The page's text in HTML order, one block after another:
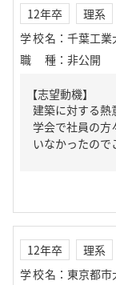
12年卒 理系
学校名 ： 千葉工業
職種 ： 非公開
【志望動機】
建築に対する熱
学会で社員の方
いなかったので
12年卒 理系
学校名 ： 東京都市